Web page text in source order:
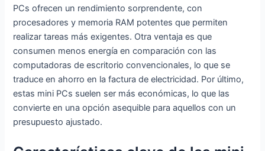
PCs ofrecen un rendimiento sorprendente, con
procesadores y memoria RAM potentes que permiten
realizar tareas más exigentes. Otra ventaja es que
consumen menos energía en comparación con las
computadoras de escritorio convencionales, lo que se
traduce en ahorro en la factura de electricidad. Por último,
estas mini PCs suelen ser más económicas, lo que las
convierte en una opción asequible para aquellos con un
presupuesto ajustado.